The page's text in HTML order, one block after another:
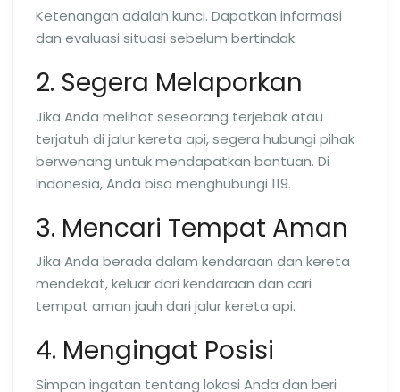
Ketenangan adalah kunci. Dapatkan informasi
dan evaluasi situasi sebelum bertindak.
2. Segera Melaporkan
Jika Anda melihat seseorang terjebak atau
terjatuh di jalur kereta api, segera hubungi pihak
berwenang untuk mendapatkan bantuan. Di
Indonesia, Anda bisa menghubungi 119.
3. Mencari Tempat Aman
Jika Anda berada dalam kendaraan dan kereta
mendekat, keluar dari kendaraan dan cari
tempat aman jauh dari jalur kereta api.
4. Mengingat Posisi
Simpan ingatan tentang lokasi Anda dan beri